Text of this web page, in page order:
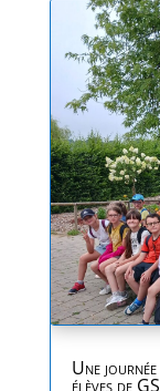
Une
élèves de